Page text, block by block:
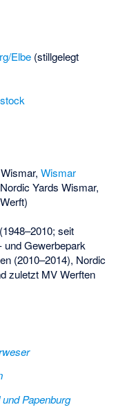
Elbe(stillgelegt
, Wismar
Yards Wismar,
seit
und Gewerbepark
(2010–2014), Nordic
zuletzt MV Werften
Papenburg